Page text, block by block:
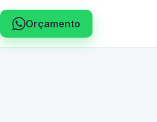
Orçamento